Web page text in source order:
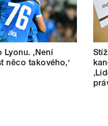
Lyonu. ,Není
něco takového,‘